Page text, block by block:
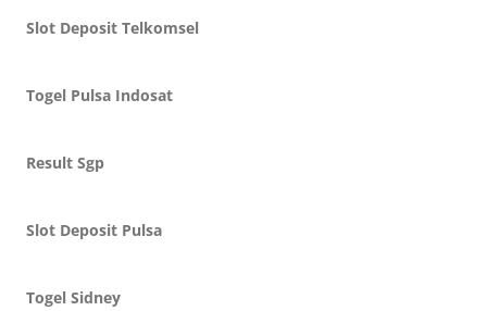
Slot Deposit Telkomsel
Togel Pulsa Indosat
Result Sgp
Slot Deposit Pulsa
Togel Sidney